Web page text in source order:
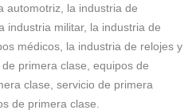
automotriz, la industria de
industria militar, la industria de
médicos, la industria de relojes y
primera clase, equipos de
clase, servicio de primera
de primera clase.